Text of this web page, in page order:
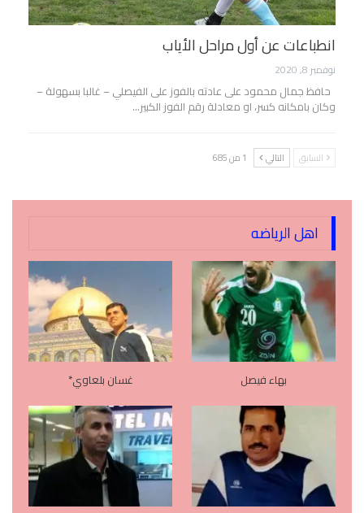
انطباعات عن أول مراحل الأياب
نوفمبر 8, 2020
حافظ جمال محمود على عادته بالفوز على الفيصلي – غالبا بسهولة –
وكان بامكانه كسر، او معادلة رقم الفوز الكبير…
السابق التالي 1 من 685
اهل الرياضه
بهاء فيصل غسان بلعاوي*